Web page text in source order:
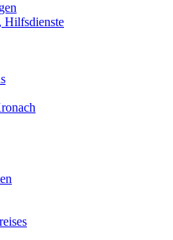
Hilfsdienste